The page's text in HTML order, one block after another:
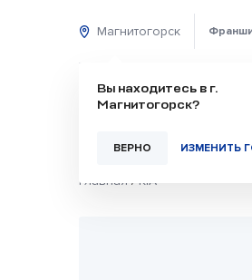
Магнитогорск
Вы находитесь в г.
Магнитогорск?
ВЕРНО ИЗМЕНИТЬ
Главная / KIA